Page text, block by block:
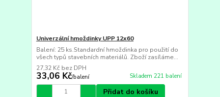
Univerzální hmoždinky UPP 12x60
Balení: 25 ks.Standardní hmoždinka pro použití do
všech typů stavebních materiálů. Zboží zasíláme...
33,06 Kč/balení
27,32 Kč bez DPH
Skladem 221 balení
Přidat do košíku